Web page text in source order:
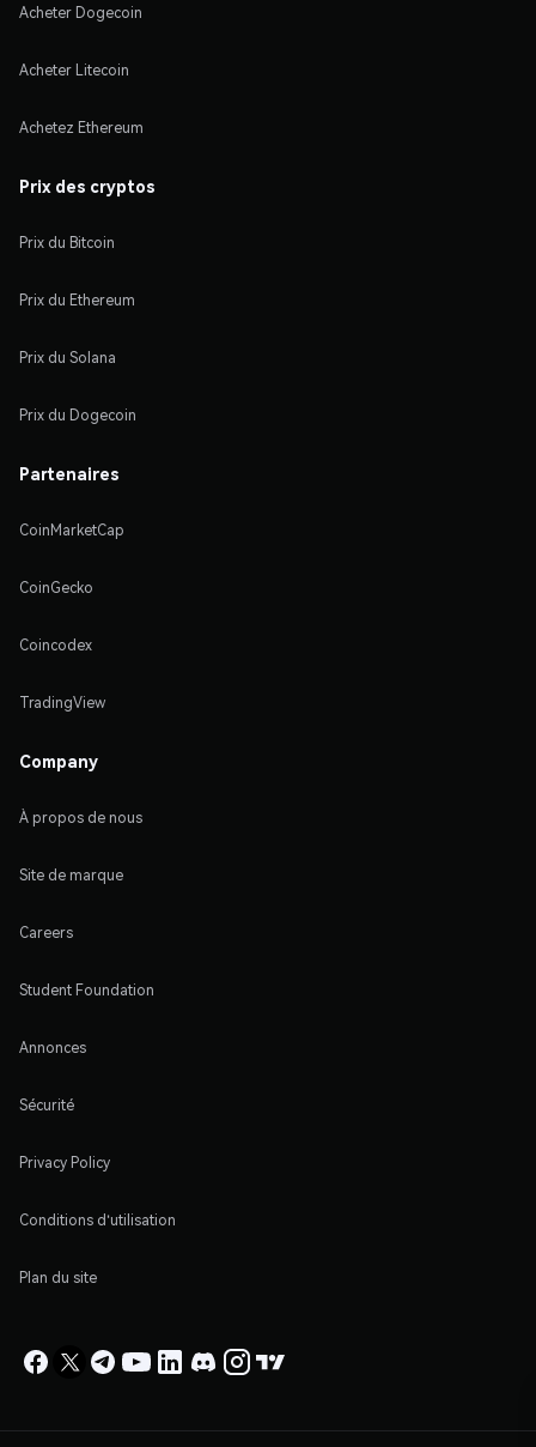
Acheter Dogecoin
Acheter Litecoin
Achetez Ethereum
Prix des cryptos
Prix du Bitcoin
Prix du Ethereum
Prix du Solana
Prix du Dogecoin
Partenaires
CoinMarketCap
CoinGecko
Coincodex
TradingView
Company
À propos de nous
Site de marque
Careers
Student Foundation
Annonces
Sécurité
Privacy Policy
Conditions d'utilisation
Plan du site